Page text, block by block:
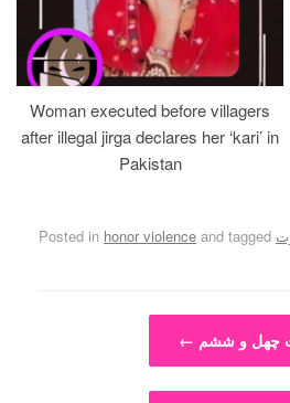
Woman executed before villagers
after illegal jirga declares her ‘kari’ in
Pakistan
Posted in honor violence and tagged
← چهل و ششم